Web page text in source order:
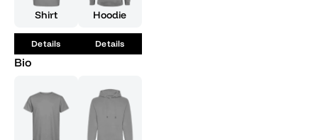
jetzt das 'Rotkäppchen und der schwarze Wolf'-T-Shirt und
feiere deinen Abschluss mit Style und Selbstbewusstsein!
Shirt
Details
Hoodie
Details
Bio